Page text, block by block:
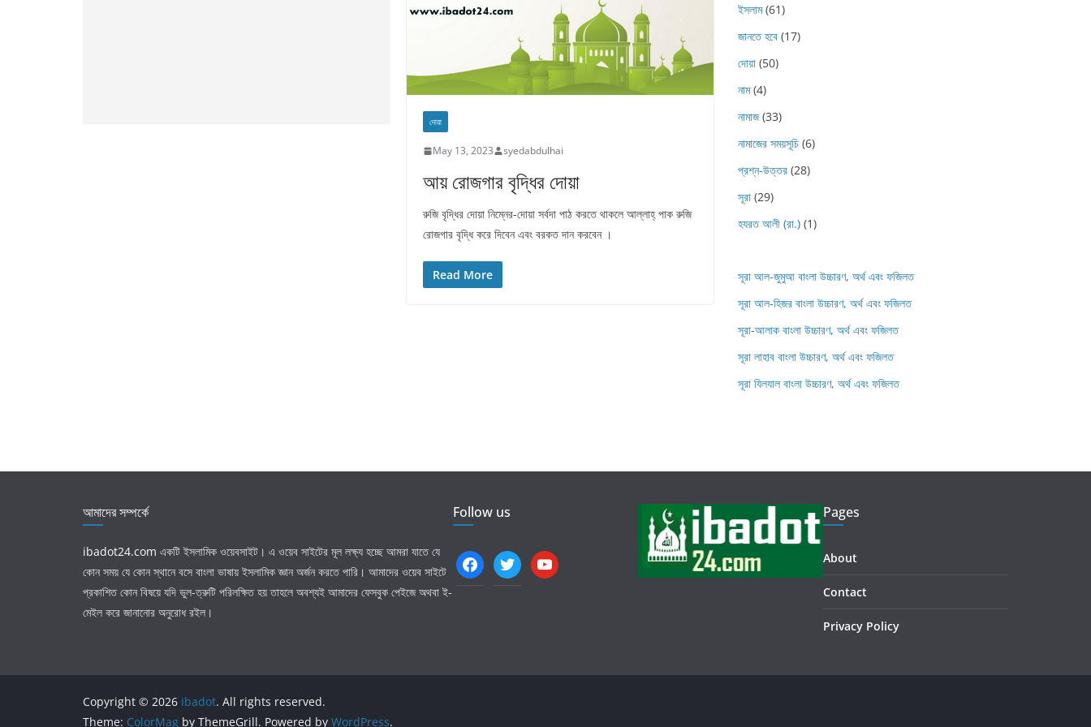
দোয়া
May 13, 2023 syedabdulhai
আয় রোজগার বৃদ্ধির দোয়া
রুজি বৃদ্ধির দোয়া নিম্নের-দোয়া সর্বদা পাঠ করতে থাকলে আল্লাহ্ পাক রুজি
রোজগার বৃদ্ধি করে দিবেন এবং বরকত দান করবেন ।
Read More
ইসলাম(61)
জানতে হবে (17)
দোয়া (50)
নাম(4)
নামাজ(33)
নামাজের সময়সূচি (6)
প্রশ্ন-উত্তর (28)
সূরা (29)
হযরত আলী (রা.) (1)
সূরা আল-জুমুআ বাংলা উচ্চারণ, অর্থ এবং ফজিলত
সূরা আল-হিজর বাংলা উচ্চারণ, অর্থ এবং ফজিলত
সূরা-আলাক বাংলা উচ্চারণ, অর্থ এবং ফজিলত
সূরা লাহাব‌‌‌ বাংলা উচ্চারণ, অর্থ এবং ফজিলত
সূরা যিলযাল বাংলা উচ্চারণ, অর্থ এবং ফজিলত
আমাদের সম্পর্কে
ibadot24.com একটি ইসলামিক ওয়েবসাইট। এ ওয়েব সাইটের মূল লক্ষ্য হচ্ছে আমরা যাতে যে
কোন সময় যে কোন স্থানে বসে বাংলা ভাষায় ইসলামিক জ্ঞান অর্জন করতে পারি। আমাদের ওয়েব সাইটে
প্রকাশিত কোন বিষয়ে যদি ভুল-ত্রুটি পরিলক্ষিত হয় তাহলে অবশ্যই আমাদের ফেসবুক পেইজে অথবা ই-
মেইল করে জানানোর অনুরোধ রইল।
Follow us
facebooktwitter youtube
Pages
About
Contact
Privacy Policy
Copyright © 2026 ibadot. All rights reserved.
Theme: ColorMag by ThemeGrill. Powered by WordPress.